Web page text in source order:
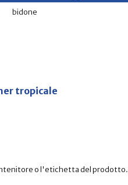
bidone
tropicale
o l'etichetta del prodotto.